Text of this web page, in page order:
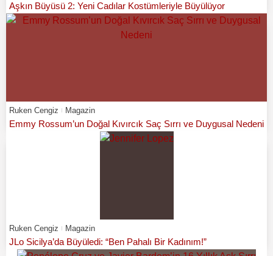
Aşkın Büyüsü 2: Yeni Cadılar Kostümleriyle Büyülüyor
Ruken Cengiz Magazin
Emmy Rossum’un Doğal Kıvırcık Saç Sırrı ve Duygusal Nedeni
Ruken Cengiz Magazin
JLo Sicilya’da Büyüledi: “Ben Pahalı Bir Kadınım!”